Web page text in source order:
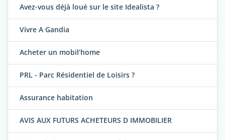
Avez-vous déjà loué sur le site Idealista ?
Vivre A Gandia
Acheter un mobil’home
PRL - Parc Résidentiel de Loisirs ?
Assurance habitation
AVIS AUX FUTURS ACHETEURS D IMMOBILIER